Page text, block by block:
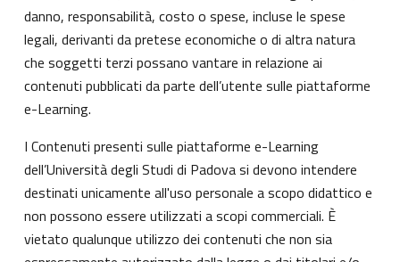
danno, responsabilità, costo o spese, incluse le spese
legali, derivanti da pretese economiche o di altra natura
che soggetti terzi possano vantare in relazione ai
contenuti pubblicati da parte dell’utente sulle piattaforme
e-Learning.
I Contenuti presenti sulle piattaforme e-Learning
dell’Università degli Studi di Padova si devono intendere
destinati unicamente all'uso personale a scopo didattico e
non possono essere utilizzati a scopi commerciali. È
vietato qualunque utilizzo dei contenuti che non sia